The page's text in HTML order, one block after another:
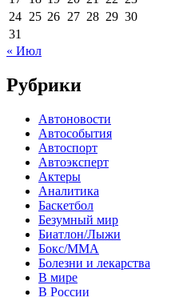
24 25 26 27 28 29 30
31
« Июл
Рубрики
Автоновости
Автособытия
Автоспорт
Автоэксперт
Актеры
Аналитика
Баскетбол
Безумный мир
Биатлон/Лыжи
Бокс/MMA
Болезни и лекарства
В мире
В России